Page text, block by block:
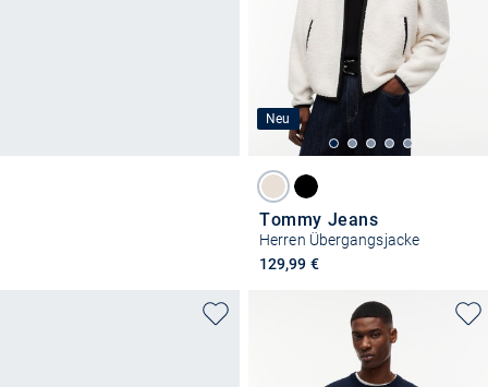
Neu
Tommy Jeans
Herren Übergangsjacke
129,99 €